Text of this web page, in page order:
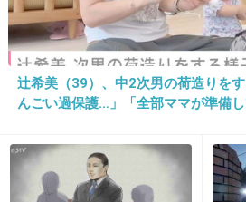
24. 匿名2019/06/20(木) 18:58:40
上司その他アカウントとそれ以外の
25. 匿名 2019/06/20(木) 19:04:55
辻希美（39）、中2次男の荷造りを
んごい過保護…」「全部ママが準備し